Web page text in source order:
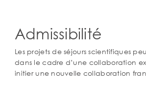
Admissibilité
Les projets de séjours scientifiques
dans le cadre d’une collaboration
initier une nouvelle collaboration